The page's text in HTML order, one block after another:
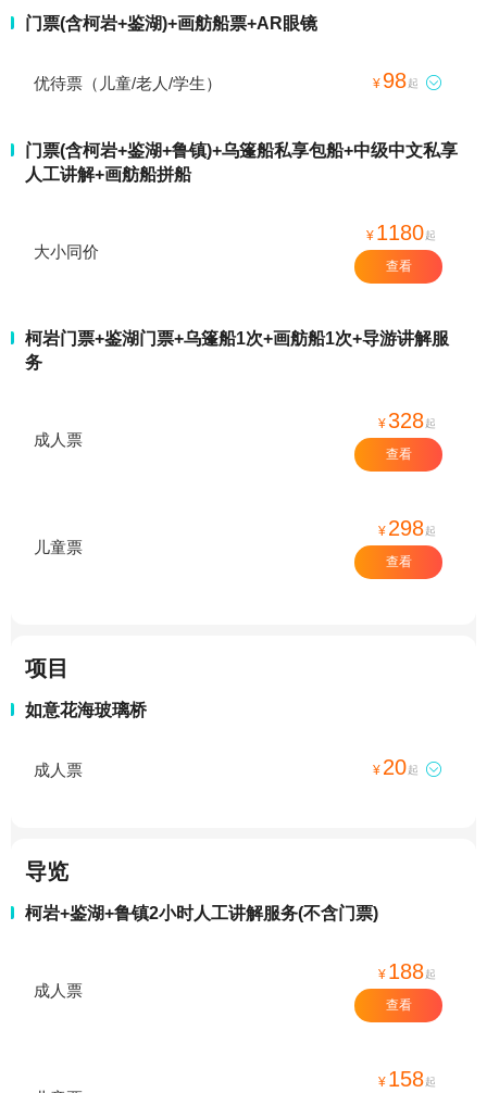
门票(含柯岩+鉴湖)+画舫船票+AR眼镜
优待票（儿童/老人/学生） ¥ 98起 
门票(含柯岩+鉴湖+鲁镇)+乌篷船私享包船+中级中文私享
人工讲解+画舫船拼船
大小同价
¥ 1180起
查看
柯岩门票+鉴湖门票+乌篷船1次+画舫船1次+导游讲解服
务
成人票
¥328起
查看
儿童票
¥ 298起
查看
项目
如意花海玻璃桥
成人票 ¥ 20起 
导览
柯岩+鉴湖+鲁镇2小时人工讲解服务(不含门票)
成人票
¥ 188起
查看
¥ 158起